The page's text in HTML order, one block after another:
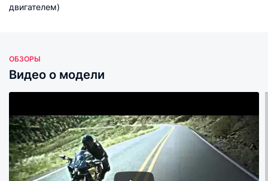
двигателем)
ОБЗОРЫ
Видео о модели